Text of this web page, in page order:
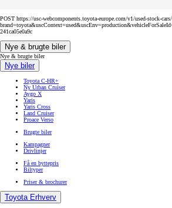
POST https://usc-webcomponents.toyota-europe.com/v1/used-stock-
241ca05e0a9c
Nye & brugte biler
Nye & brugte biler
Nye biler
Toyota C-HR+
Ny Urban Cruiser
Aygo X
Yaris
Yaris Cross
Land Cruiser
Proace Verso
Brugte biler
Kampagner
Drivlinjer
Få en byttepris
Biltyper
Priser & brochurer
Toyota Erhverv